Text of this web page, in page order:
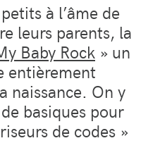
à l’âme de
leurs parents, la
Baby Rock » un
entièrement
naissance. On y
basiques pour
de codes »